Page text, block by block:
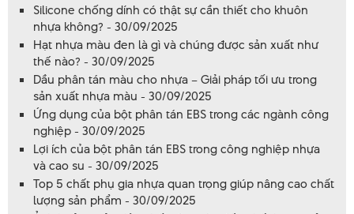
Silicone chống dính có thật sự cần thiết cho khuôn
nhựa không? - 30/09/2025
Hạt nhựa màu đen là gì và chúng được sản xuất như
thế nào? - 30/09/2025
Dầu phân tán màu cho nhựa – Giải pháp tối ưu trong
sản xuất nhựa màu - 30/09/2025
Ứng dụng của bột phân tán EBS trong các ngành công
nghiệp - 30/09/2025
Lợi ích của bột phân tán EBS trong công nghiệp nhựa
và cao su - 30/09/2025
Top 5 chất phụ gia nhựa quan trọng giúp nâng cao chất
lượng sản phẩm - 30/09/2025